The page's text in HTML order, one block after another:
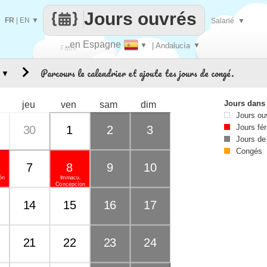
Faire
..en Espagne ▼ | Andalucía ▼
Jours ouvrés
FR EN ▼ Salarié ▼
Parcours le calendrier et ajoute tes jours de congé.
jeu ven sam dim
30 1 2 3
7
Immacu.
Concepcíon
8 9 10
14 15 16 17
21 22 23 24
▼
Jours
Jours
Jours
Jours
Congés